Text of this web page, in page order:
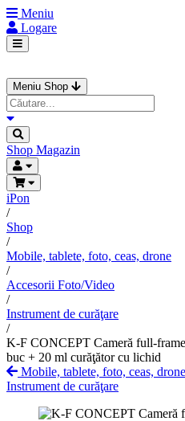
Meniu
Logare
Meniu Shop
Shop Magazin
iPon
/
Shop
/
Mobile, tablete, foto, ceas, drone
/
Accesorii Foto/Video
/
Instrument de curăţare
/
K-F CONCEPT Cameră full-
buc + 20 ml curăţător cu lichid
Mobile, tablete, foto, ceas, drone
Instrument de curăţare